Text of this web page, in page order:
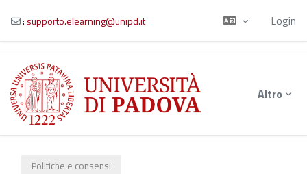
Vai al contenuto principale
: supporto.elearning@unipd.it Login
Altro
Politiche e consensi